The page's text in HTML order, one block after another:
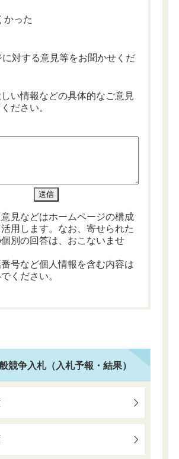
かった
に対する意見等をお聞かせくだ
い情報などの具体的なご意見
ださい。
見などはホームページの構成
用します。なお、寄せられた
別の回答は、おこないませ
号など個人情報を含む内容は
ください。
競争入札（入札予報・結果）